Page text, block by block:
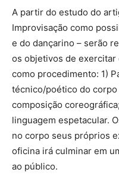
A partir do estudo do
Improvisação como
e do dançarino – serão
os objetivos de
como procedimento: 1)
técnico/poético do corpo
composição
linguagem espetacular.
no corpo seus próprios
oficina irá culminar em
ao público.